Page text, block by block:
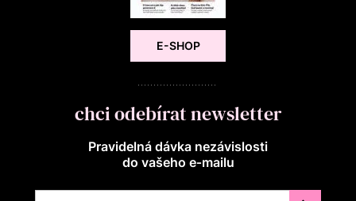
E-SHOP
chci odebírat newsletter
Pravidelná dávka nezávislosti
do vašeho e‑mailu